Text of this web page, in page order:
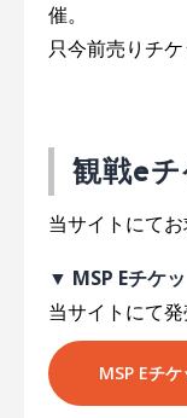
催。
只今前売りチケ
観戦eチ
当サイトにてお
▼ MSP Eチケ
当サイトにて発
MSP Eチ